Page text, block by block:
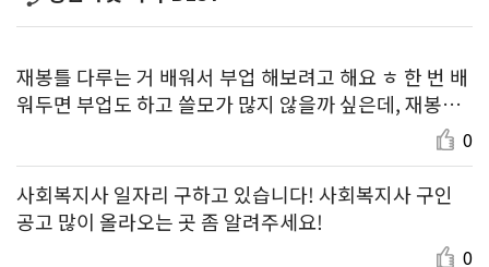
재봉틀 다루는 거 배워서 부업 해보려고 해요 ㅎ 한 번 배
워두면 부업도 하고 쓸모가 많지 않을까 싶은데, 재봉틀
0
사회복지사 일자리 구하고 있습니다! 사회복지사 구인
공고 많이 올라오는 곳 좀 알려주세요!
0